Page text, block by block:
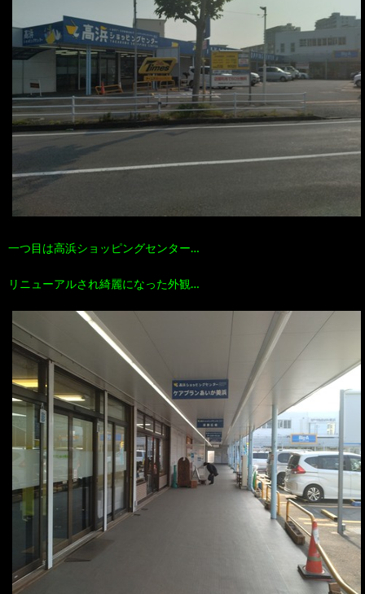
一つ目は高浜ショッピングセンター…
リニューアルされ綺麗になった外観…